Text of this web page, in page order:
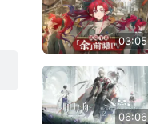
03:05
06:06